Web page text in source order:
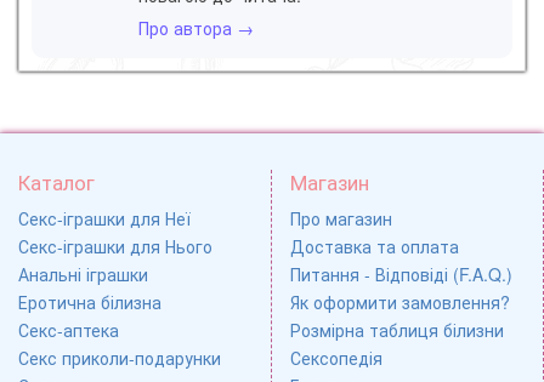
Про автора →
Каталог
Секс-іграшки для Неї
Секс-іграшки для Нього
Анальні іграшки
Еротична білизна
Секс-аптека
Секс приколи-подарунки
Магазин
Про магазин
Доставка та оплата
Питання - Відповіді (F.A.Q.)
Як оформити замовлення?
Розмірна таблиця білизни
Сексопедія